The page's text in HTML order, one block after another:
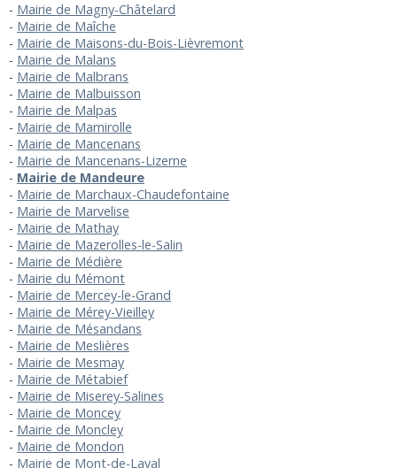
Mairie de Magny-Châtelard
Mairie de Maîche
Mairie de Maisons-du-Bois-Lièvremont
Mairie de Malans
Mairie de Malbrans
Mairie de Malbuisson
Mairie de Malpas
Mairie de Mamirolle
Mairie de Mancenans
Mairie de Mancenans-Lizerne
Mairie de Mandeure
Mairie de Marchaux-Chaudefontaine
Mairie de Marvelise
Mairie de Mathay
Mairie de Mazerolles-le-Salin
Mairie de Médière
Mairie du Mémont
Mairie de Mercey-le-Grand
Mairie de Mérey-Vieilley
Mairie de Mésandans
Mairie de Meslières
Mairie de Mesmay
Mairie de Métabief
Mairie de Miserey-Salines
Mairie de Moncey
Mairie de Moncley
Mairie de Mondon
Mairie de Mont-de-Laval